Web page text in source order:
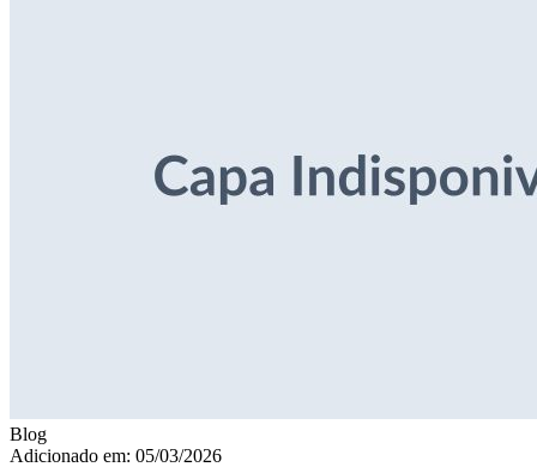
Blog
Adicionado em: 05/03/2026